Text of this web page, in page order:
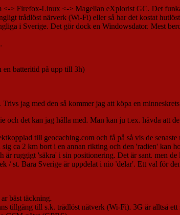
> Firefox-Linux <-> Magellan eXplorist GC. Det
trådlöst närverk (Wi-Fi) eller så har det kostat
i Sverige. Det gör dock en Windowsdator. Mest
en batteritid på upp till 3h)
jag med den så kommer jag att köpa en
det kan jag hålla med. Man kan ju t.ex. hävda att
till geocaching.com och få på så vis de
ca 2 km bort i en annan rikting och den 'radien' kan
ruggigt 'säkra' i sin positionering. Det är sant. men
/ st. Bara Sverige är uppdelat i nio 'delar'. Ett val för
bäst täckning.
tillgång till s.k. trådlöst nätverk (Wi-Fi). 3G är alltså